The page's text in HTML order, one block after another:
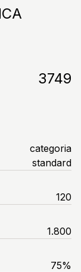
3749
categoria
standard
120
1.800
75%